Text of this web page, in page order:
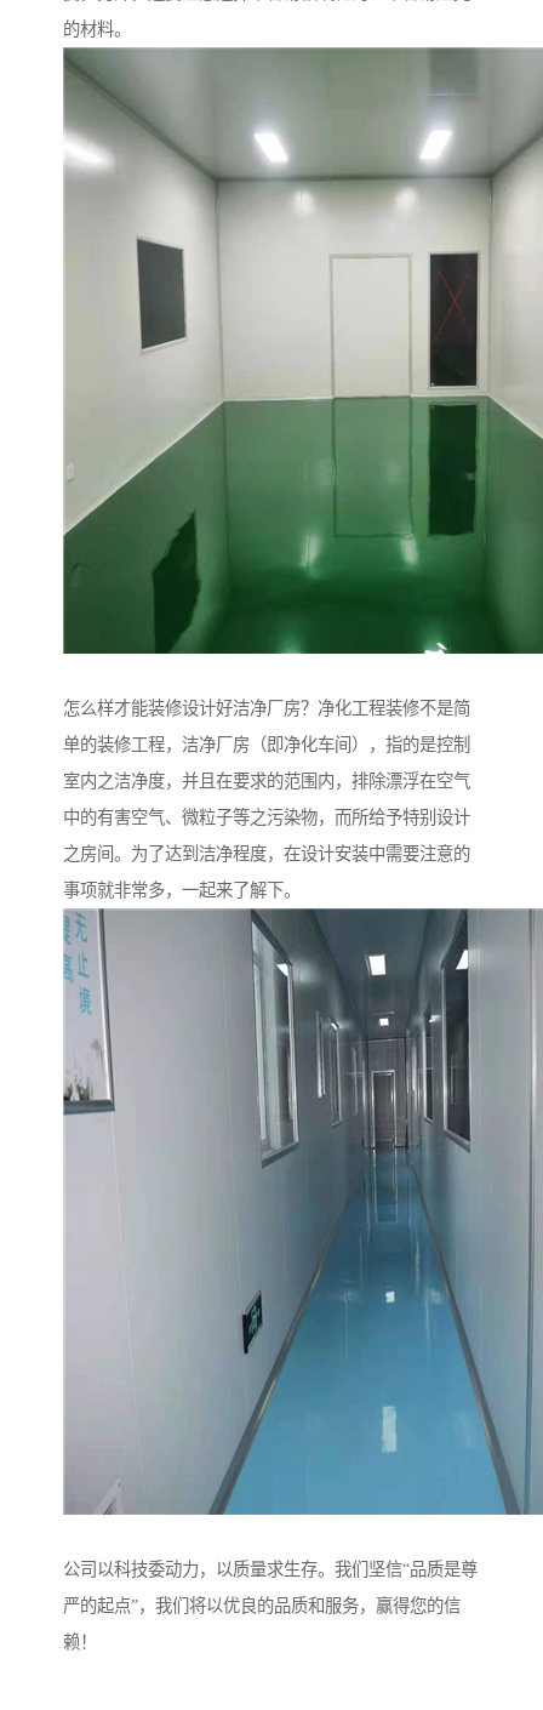
的材料。
怎么样才能装修设计好洁净厂房？净化工程装修不是简
单的装修工程，洁净厂房（即净化车间），指的是控制
室内之洁净度，并且在要求的范围内，排除漂浮在空气
中的有害空气、微粒子等之污染物，而所给予特别设计
之房间。为了达到洁净程度，在设计安装中需要注意的
事项就非常多，一起来了解下。
公司以科技委动力，以质量求生存。我们坚信“品质是尊
严的起点”，我们将以优良的品质和服务，赢得您的信
赖！